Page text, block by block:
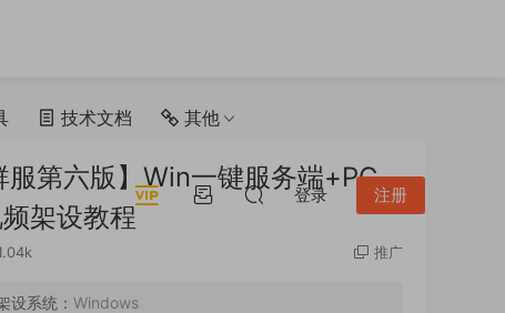
技术文档 其他
登录 注册
第六版】Win一键服务端+PC
架设教程
推广
设系统： Windows